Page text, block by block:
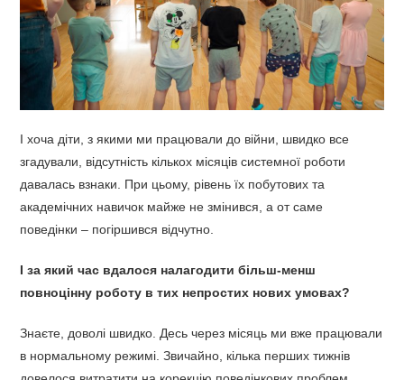
І хоча діти, з якими ми працювали до війни, швидко все
згадували, відсутність кількох місяців системної роботи
давалась взнаки. При цьому, рівень їх побутових та
академічних навичок майже не змінився, а от саме
поведінки – погіршився відчутно.
І за який час вдалося налагодити більш-менш
повноцінну роботу в тих непростих нових умовах?
Знаєте, доволі швидко. Десь через місяць ми вже працювали
в нормальному режимі. Звичайно, кілька перших тижнів